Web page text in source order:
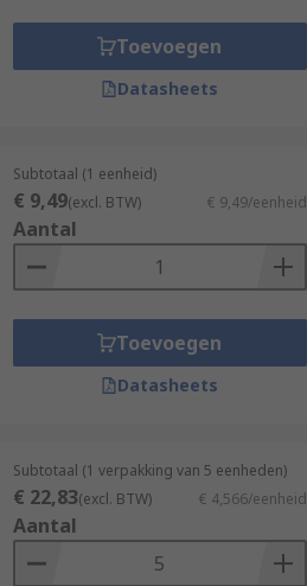
Toevoegen
Datasheets
Subtotaal (1 eenheid)
€ 9,49(excl. BTW) € 9,49/eenheid
Aantal
Toevoegen
Datasheets
Subtotaal (1 verpakking van 5 eenheden)
€ 22,83(excl. BTW) € 4,566/eenheid
Aantal